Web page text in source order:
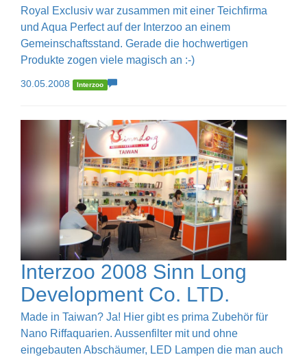
Royal Exclusiv war zusammen mit einer Teichfirma
und Aqua Perfect auf der Interzoo an einem
Gemeinschaftsstand. Gerade die hochwertigen
Produkte zogen viele magisch an :-)
30.05.2008 Interzoo
Interzoo 2008 Sinn Long
Development Co. LTD.
Made in Taiwan? Ja! Hier gibt es prima Zubehör für
Nano Riffaquarien. Aussenfilter mit und ohne
eingebauten Abschäumer, LED Lampen die man auch